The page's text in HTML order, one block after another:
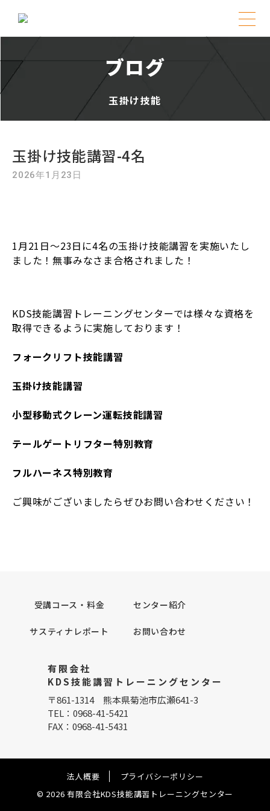
to
content
ブログ
玉掛け技能
玉掛け技能講習-4名
2026年1月23日
1月21日～23日に4名の玉掛け技能講習を実施いたし
ました！無事みなさま合格されました！
KDS技能講習トレーニングセンターでは様々な資格を
取得できるように実施しております！
フォークリフト技能講習
玉掛け技能講習
小型移動式クレーン運転技能講習
テールゲートリフター特別教育
フルハーネス特別教育
ご興味がございましたらぜひお問い合わせください！
受講コース・料金 センター紹介
サスティナレポート お問い合わせ
有限会社
KDS技能講習トレーニングセンター
〒861-1314 熊本県菊池市広瀬641-3
TEL：0968-41-5421
FAX：0968-41-5431
法人概要
プライバシーポリシー
© 2026 有限会社KDS技能講習トレーニングセンター